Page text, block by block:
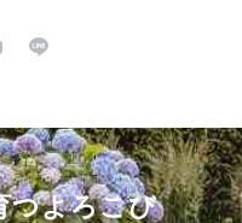
つよろこび